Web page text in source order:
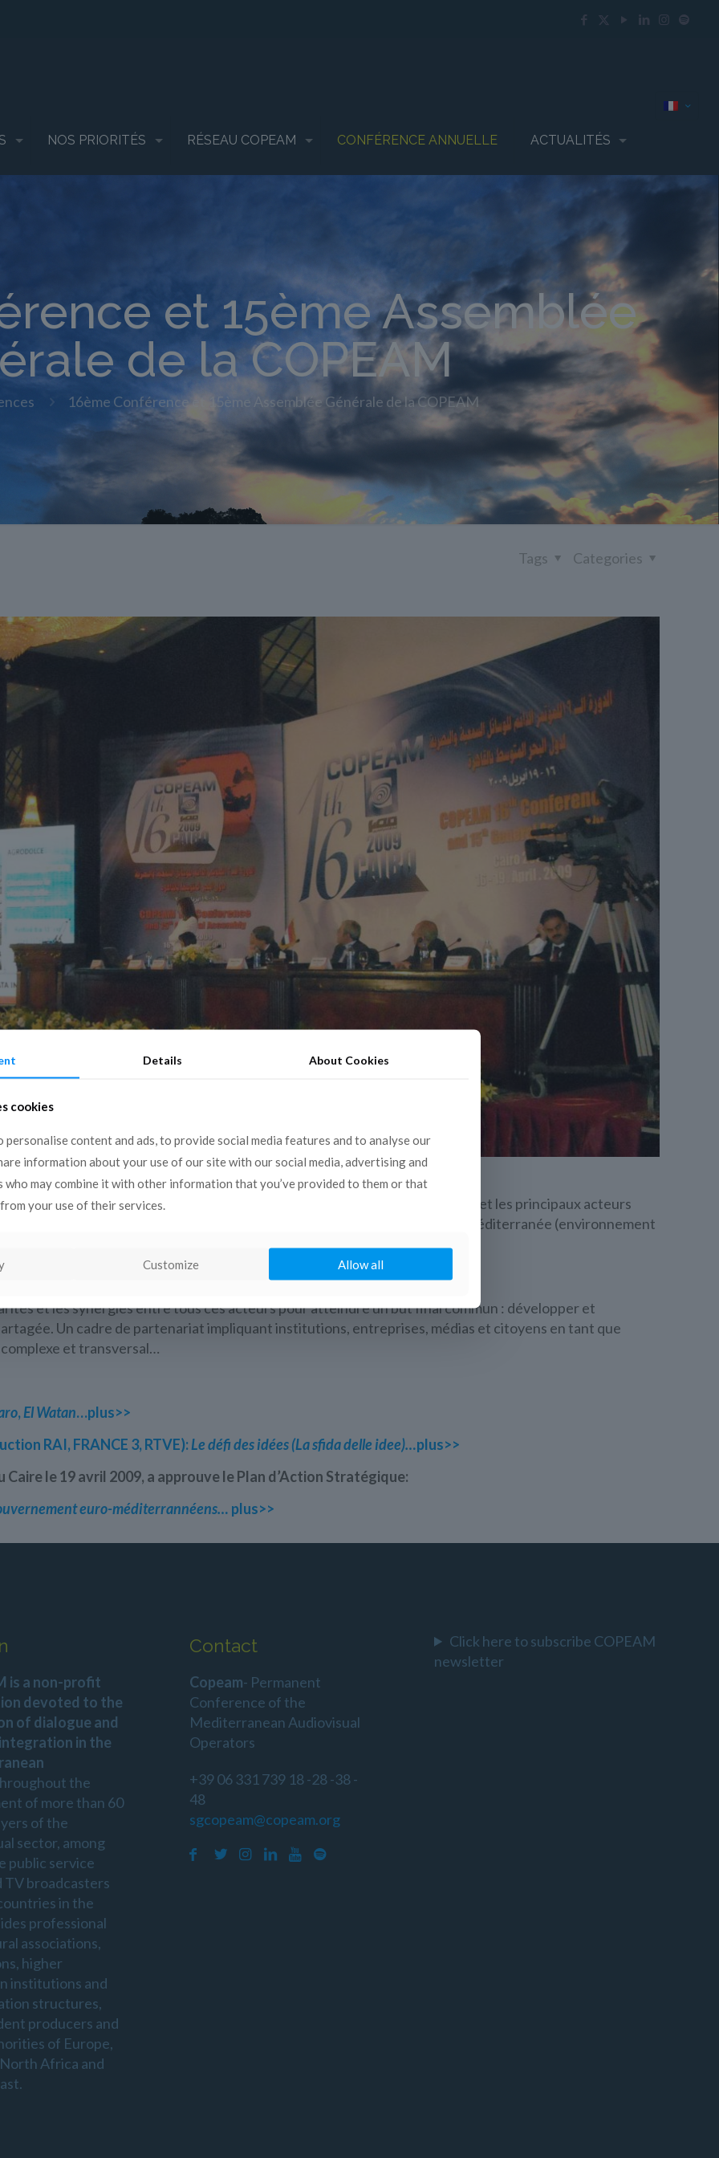
NOS PRIORITÉS RÉSEAU COPEAM CONFÉRENCE ANNUELLE ACTUALITÉS
et 15ème Assemblée
de la COPEAM
16ème Conférence et 15ème Assemblée Générale de la COPEAM
Categories
Tags
a offertl’occasion de créer un «lien» entre le secteur des médias audiovisuels et les principaux acteurs
autour des axes prioritaires de développement de l’Union pour la Méditerranée (environnement
et les synergies entre tous ces acteurs pour atteindre un but final commun : développer et
Un cadre de partenariat impliquant institutions, entreprises, médias et citoyens en tant que
et transversal…
,El Watan…plus>>
RAI, FRANCE 3, RTVE):Le défi des idées (La sfida delle idee)…plus>>
Caire le 19 avril 2009, a approuve le Plan d’Action Stratégique:
euro-méditerrannéens… plus>>
is a non-profit
devoted to the
of dialogue and
in the
the
of more than 60
of the
sector, among
public service
TV broadcasters
in the
professional
associations,
higher
institutions and
structures,
producers and
of Europe,
Africa and
Contact
Copeam- Permanent
Conference of the
Mediterranean Audiovisual
Operators
+39 06 331 739 18 -28 -38 -
48
sgcopeam@copeam.org
Click here to subscribe COPEAM
newsletter
Details About Cookies
cookies
personalise content and ads, to provide social media features and to analyse our
information about your use of our site with our social media, advertising and
who may combine it with other information that you’ve provided to them or that
your use of their services.
Customize Allow all